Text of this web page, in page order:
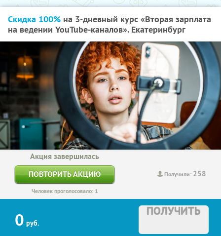
Скидка 100% на 3-дневный курс «Вторая зарплата
на ведении YouTube-каналов». Екатеринбург
Получили: 258
Акция завершилась
ПОВТОРИТЬ АКЦИЮ
Человек проголосовало: 1
0 руб.
ПОЛУЧИТЬ